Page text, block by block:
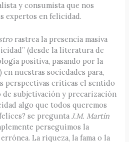
y consumista que nos
expertos en felicidad.
rastrea la presencia masiva
(desde la literatura de
positiva, pasando por la
nuestras sociedades para,
perspectivas críticas el sentido
de subjetivación y precarización
algo que todos queremos
se preguntaJ.M. Martín
perseguimos la
La riqueza, la fama o la